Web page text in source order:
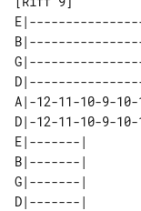
A|-12-11-10-9-
D|-12-11-10-9-